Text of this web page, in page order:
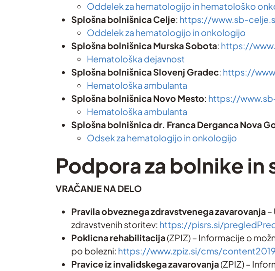
Oddelek za hematologijo in hematološko
Splošna bolnišnica Celje: https://www.sb-
Oddelek za hematologijo in onkologijo
Splošna bolnišnica Murska Sobota: https://
Hematološka dejavnost
Splošna bolnišnica Slovenj Gradec: https://
Hematološka ambulanta
Splošna bolnišnica Novo Mesto: https://
Hematološka ambulanta
Splošna bolnišnica dr. Franca Derganca Nova
Odsek za hematologijo in onkologijo
Podpora za bolnike in
VRAČANJE NA DELO
Pravila obveznega zdravstvenega zavarovanja–
zdravstvenih storitev: https://pisrs.si/
Poklicna rehabilitacija(ZPIZ) – Informacije o
po bolezni: https://www.zpiz.si/cms/
Pravice iz invalidskega zavarovanja(ZPIZ) –